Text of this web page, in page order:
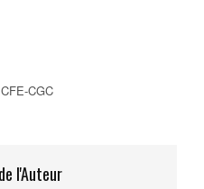
CGC
l'Auteur